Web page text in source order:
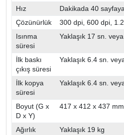
Hız
Dakikada 40
Çözünürlük
300 dpi, 600 dpi,
Isınma
süresi
Yaklaşık 17 sn.
İlk baskı
çıkış süresi
Yaklaşık 6.4 sn.
İlk kopya
süresi
Yaklaşık 6.4 sn.
Boyut (G x
D x Y)
417 x 412 x 437 mm
Ağırlık
Yaklaşık 19 kg